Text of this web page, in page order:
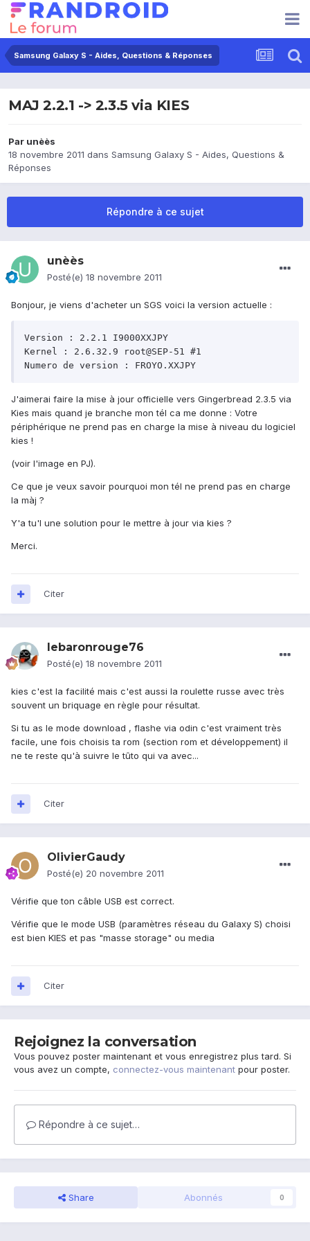
Samsung Galaxy S - Aides, Questions & Réponses
MAJ 2.2.1 -> 2.3.5 via KIES
Par unèès
18 novembre 2011 dans Samsung Galaxy S - Aides, Questions &
Réponses
Répondre à ce sujet
unèès
Posté(e) 18 novembre 2011
Bonjour, je viens d'acheter un SGS voici la version actuelle :
Version : 2.2.1 I9000XXJPY
Kernel : 2.6.32.9 root@SEP-51 #1
J'aimerai faire la mise à jour officielle vers Gingerbread 2.3.5 via
Kies mais quand je branche mon tél ca me donne : Votre
périphérique ne prend pas en charge la mise à niveau du logiciel
kies !
(voir l'image en PJ).
Ce que je veux savoir pourquoi mon tél ne prend pas en charge
la màj ?
Y'a tu'l une solution pour le mettre à jour via kies ?
Merci.
Citer
lebaronrouge76
Posté(e) 18 novembre 2011
kies c'est la facilité mais c'est aussi la roulette russe avec très
souvent un briquage en règle pour résultat.
Si tu as le mode download , flashe via odin c'est vraiment très
facile, une fois choisis ta rom (section rom et développement) il
ne te reste qu'à suivre le tûto qui va avec...
Citer
OlivierGaudy
Posté(e) 20 novembre 2011
Vérifie que ton câble USB est correct.
Vérifie que le mode USB (paramètres réseau du Galaxy S) choisi
est bien KIES et pas "masse storage" ou media
Citer
Rejoignez la conversation
Vous pouvez poster maintenant et vous enregistrez plus tard. Si
vous avez un compte, connectez-vous maintenant pour poster.
Répondre à ce sujet…
Share Abonnés 0